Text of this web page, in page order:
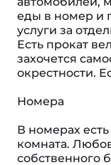
еды в номер и
услуги за
Есть прокат
захочется
окрестности.
Номера
В номерах
комната.
собственного